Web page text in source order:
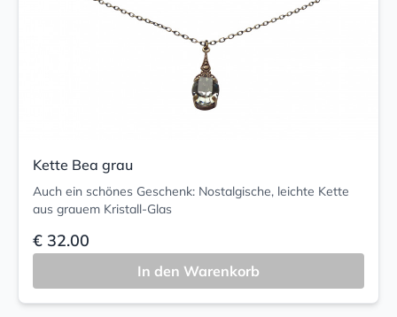
Kette Bea grau
Auch ein schönes Geschenk: Nostalgische, leichte Kette
aus grauem Kristall-Glas
€ 32.00
In den Warenkorb